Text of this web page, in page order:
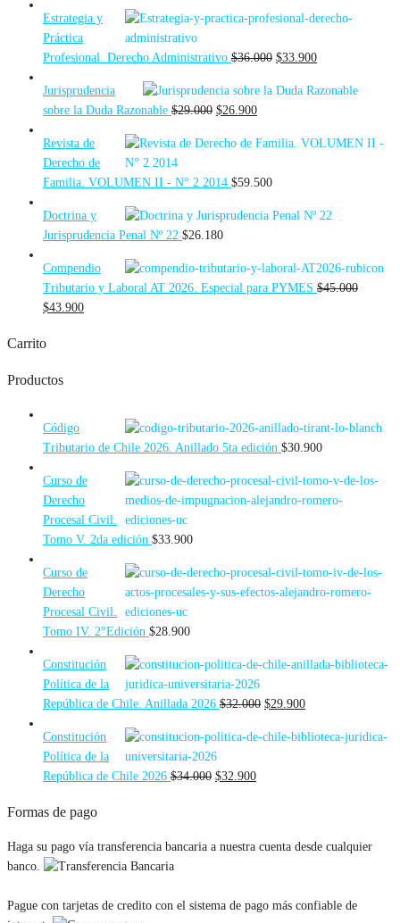
Estrategia y
Práctica
Profesional. Derecho Administrativo $36.000 El
original
$33.900El
actual
Jurisprudencia
sobre la Duda Razonable $29.000 El
original
$29.000.
$26.900El
actual
$26.900.
Revista de
Derecho de
Familia. VOLUMEN II - N° 2 2014 $59.500
Doctrina y
Jurisprudencia Penal Nº 22 $26.180
Compendio
Tributario y Laboral AT 2026. Especial para PYMES $45.000
El
original
$45.000.
$43.900El
Carrito
Productos
Código
Tributario de Chile 2026. Anillado 5ta edición $30.900
Curso de
Derecho
Procesal Civil.
Tomo V. 2da edición $33.900
Curso de
Derecho
Procesal Civil.
Tomo IV. 2°Edición $28.900
Constitución
Política de la
República de Chile. Anillada 2026 $32.000 El
original
$29.900El
actual
Constitución
Política de la
República de Chile 2026 $34.000 El
$34.000.
$32.900El
$32.900.
Formas de pago
Haga su pago vía transferencia bancaria a nuestra cuenta desde cualquier
banco.
Pague con tarjetas de credito con el sistema de pago más confiable de